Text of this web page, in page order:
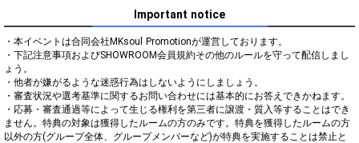
Important notice
・本イベントは合同会社MKsoul Promotionが運営しております。
・下記注意事項およびSHOWROOM会員規約その他のルールを守って配信しまし
ょう。
・他者が嫌がるような迷惑行為はしないようにしましょう。
・審査状況や選考基準に関するお問い合わせには基本的にお答えできかねます。
・応募・審査通過等によって生じる権利を第三者に譲渡・質入等することはでき
ません。特典の対象は獲得したルームの方のみです。特典を獲得したルームの方
以外の方(グループ全体、グループメンバーなど)が特典を実施することは禁止と